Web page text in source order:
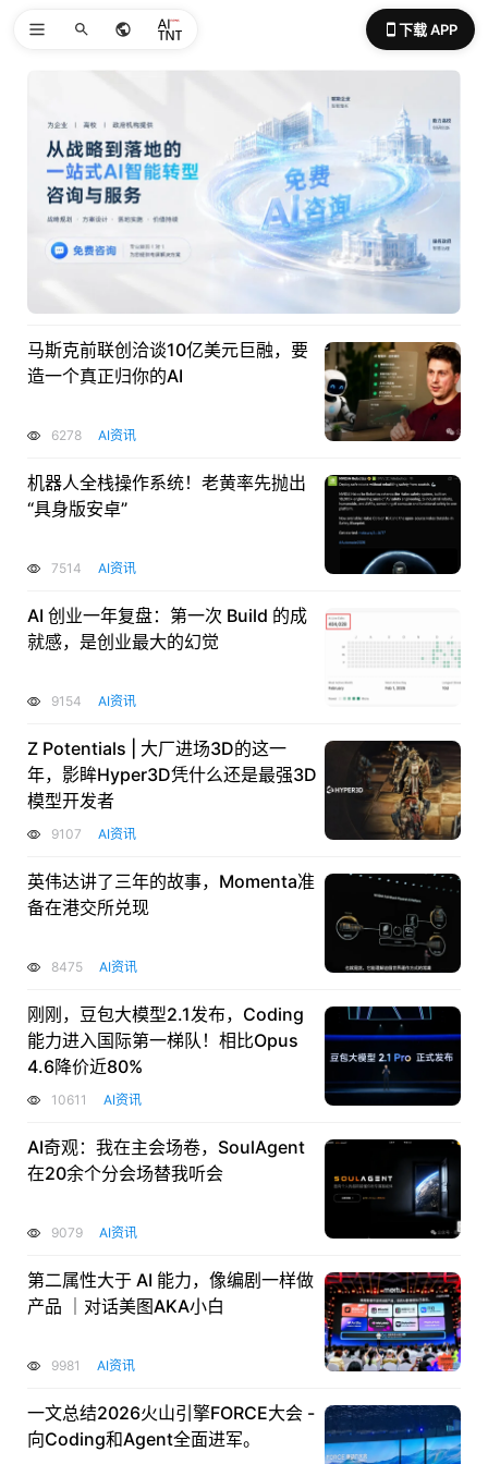
下载 APP
马斯克前联创洽谈10亿美元巨融，要
造一个真正归你的AI
6278 AI资讯
机器人全栈操作系统！老黄率先抛出
“具身版安卓”
7514 AI资讯
AI 创业一年复盘：第一次 Build 的成
就感，是创业最大的幻觉
9154 AI资讯
Z Potentials | 大厂进场3D的这一
年，影眸Hyper3D凭什么还是最强3D
模型开发者
9107 AI资讯
英伟达讲了三年的故事，Momenta准
备在港交所兑现
8475 AI资讯
刚刚，豆包大模型2.1发布，Coding
能力进入国际第一梯队！相比Opus
4.6降价近80%
10611 AI资讯
AI奇观：我在主会场卷，SoulAgent
在20余个分会场替我听会
9079 AI资讯
第二属性大于 AI 能力，像编剧一样做
产品 ｜对话美图AKA小白
9981 AI资讯
一文总结2026火山引擎FORCE大会 -
向Coding和Agent全面进军。